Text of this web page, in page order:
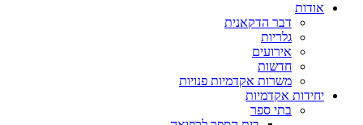
אודות
דבר הדקאנית
גלריות
אירועים
חדשות
משרות אקדמיות פנויות
יחידות אקדמיות
בתי ספר